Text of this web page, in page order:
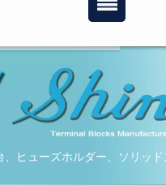
、ヒューズホルダー、ソリッ